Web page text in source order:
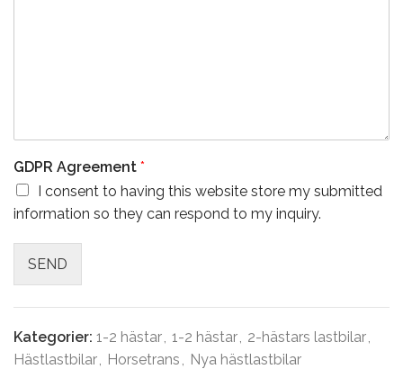
GDPR Agreement *
I consent to having this website store my submitted
information so they can respond to my inquiry.
SEND
Kategorier: 1-2 hästar, 1-2 hästar, 2-hästars lastbilar,
Hästlastbilar, Horsetrans , Nya hästlastbilar